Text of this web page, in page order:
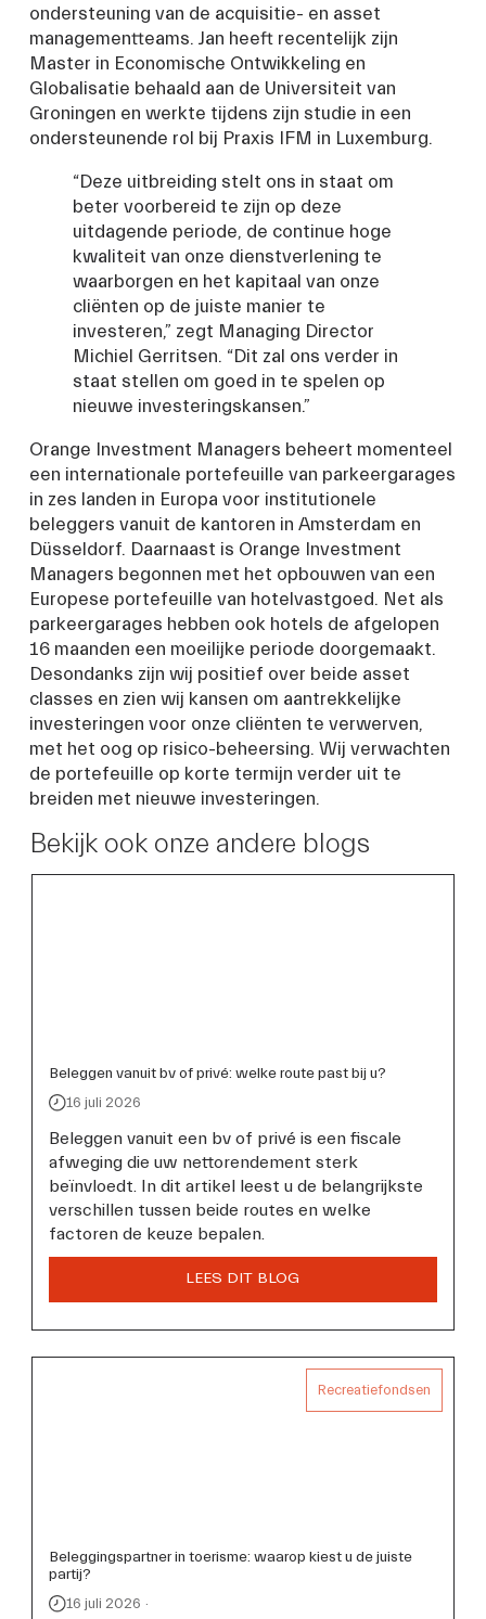
ondersteuning van de acquisitie- en asset
managementteams. Jan heeft recentelijk zijn
Master in Economische Ontwikkeling en
Globalisatie behaald aan de Universiteit van
Groningen en werkte tijdens zijn studie in een
ondersteunende rol bij Praxis IFM in Luxemburg.
“Deze uitbreiding stelt ons in staat om
beter voorbereid te zijn op deze
uitdagende periode, de continue hoge
kwaliteit van onze dienstverlening te
waarborgen en het kapitaal van onze
cliënten op de juiste manier te
investeren,” zegt Managing Director
Michiel Gerritsen. “Dit zal ons verder in
staat stellen om goed in te spelen op
nieuwe investeringskansen.”
Orange Investment Managers beheert momenteel
een internationale portefeuille van parkeergarages
in zes landen in Europa voor institutionele
beleggers vanuit de kantoren in Amsterdam en
Düsseldorf. Daarnaast is Orange Investment
Managers begonnen met het opbouwen van een
Europese portefeuille van hotelvastgoed. Net als
parkeergarages hebben ook hotels de afgelopen
16 maanden een moeilijke periode doorgemaakt.
Desondanks zijn wij positief over beide asset
classes en zien wij kansen om aantrekkelijke
investeringen voor onze cliënten te verwerven,
met het oog op risico-beheersing. Wij verwachten
de portefeuille op korte termijn verder uit te
breiden met nieuwe investeringen.
Bekijk ook onze andere blogs
Beleggen vanuit bv of privé: welke route past bij u?
16 juli 2026
Beleggen vanuit een bv of privé is een fiscale
afweging die uw nettorendement sterk
beïnvloedt. In dit artikel leest u de belangrijkste
verschillen tussen beide routes en welke
factoren de keuze bepalen.
Beleggingspartner in toerisme: waarop kiest u de juiste
partij?
16 juli 2026
Recreatiefondsen